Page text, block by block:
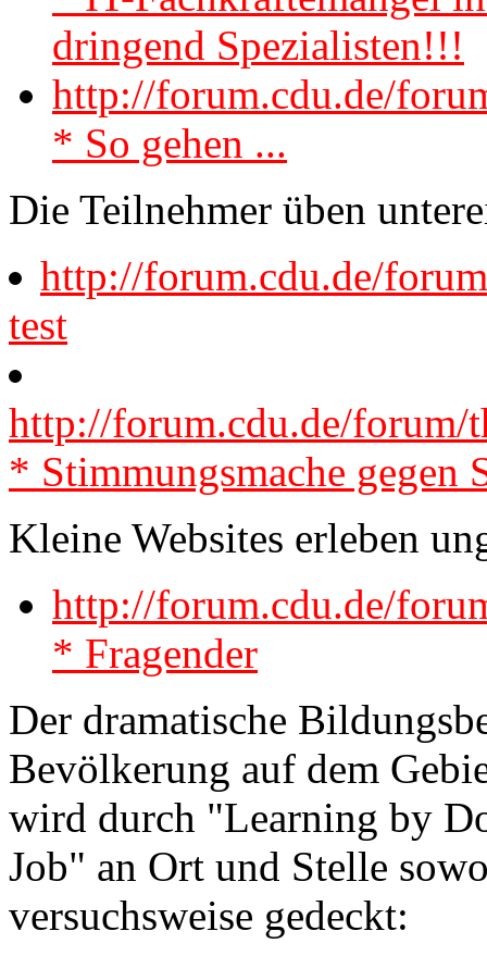
dringend Spezialisten!!!
http://forum.cdu.de/
* So gehen ...
Die Teilnehmer üben
http://forum.cdu.de/
test
http://forum.cdu.de/forum/
* Stimmungsmache gegen
Kleine Websites erleben
http://forum.cdu.de/
* Fragender
Der dramatische
Bevölkerung auf dem
wird durch "Learning by
Job" an Ort und Stelle
versuchsweise gedeckt: